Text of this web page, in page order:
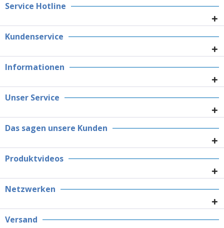
Service Hotline
Kundenservice
Informationen
Unser Service
Das sagen unsere Kunden
Produktvideos
Netzwerken
Versand